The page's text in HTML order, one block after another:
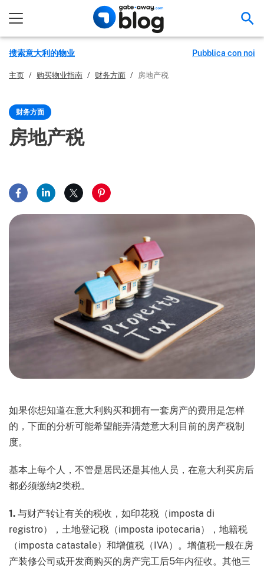
搜索意大利的物业 Pubblica con noi
主页 / 购买物业指南 / 财务方面 / 房地产税
财务方面
房地产税
在脸书上分享在领英上分享
分享到 X在 Pinterest 上分享
如果你想知道在意大利购买和拥有一套房产的费用是怎样
的，下面的分析可能希望能弄清楚意大利目前的房产税制
度。
基本上每个人，不管是居民还是其他人员，在意大利买房后
都必须缴纳2类税。
1. 与财产转让有关的税收，如印花税（imposta di
registro），土地登记税（imposta ipotecaria），地籍税
（imposta catastale）和增值税（IVA）。增值税一般在房
产装修公司或开发商购买的房产完工后5年内征收。其他三